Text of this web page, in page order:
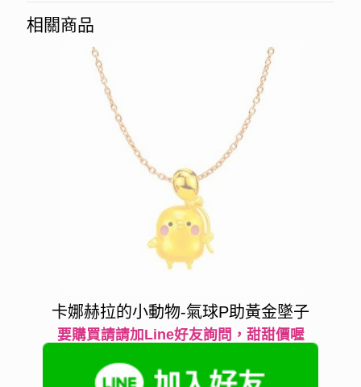
相關商品
卡娜赫拉的小動物-氣球P助黃金墜子
要購買請請加Line好友詢問，甜甜價喔